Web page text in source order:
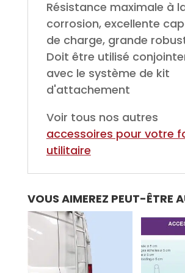
Résistance maximale à
corrosion, excellente
de charge, grande
Doit être utilisé
avec le système de kit
d'attachement
Voir tous nos autres
accessoires pour votre
utilitaire
VOUS AIMEREZ PEUT-ÊTRE